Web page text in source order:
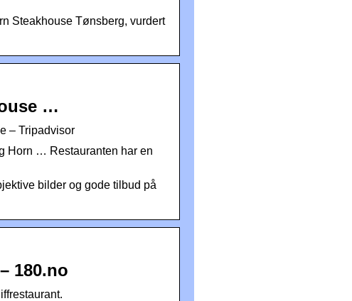
Steakhouse Tønsberg, vurdert
…
– Tripadvisor
Horn … Restauranten har en
bilder og gode tilbud på
180.no